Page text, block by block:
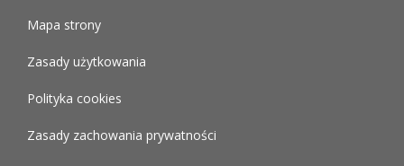
Mapa strony
Zasady użytkowania
Polityka cookies
Zasady zachowania prywatności